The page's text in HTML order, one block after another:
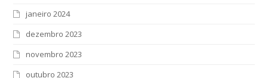
janeiro 2024
dezembro 2023
novembro 2023
outubro 2023